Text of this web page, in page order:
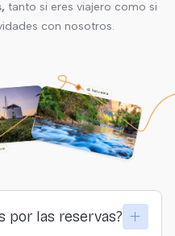
tanto si eres viajero como si
con nosotros.
por las reservas?